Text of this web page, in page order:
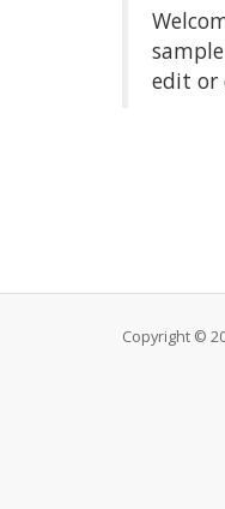
edit or
Copyright ©